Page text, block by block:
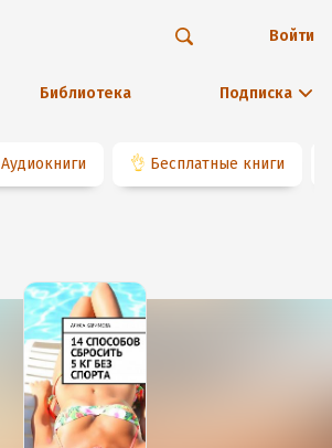
Библиотека Подписка
Войти
Аудиокниги 👌 Бесплатные книги